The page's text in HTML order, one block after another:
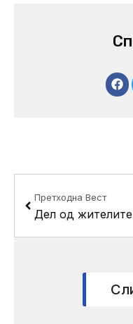
Претходна Вест